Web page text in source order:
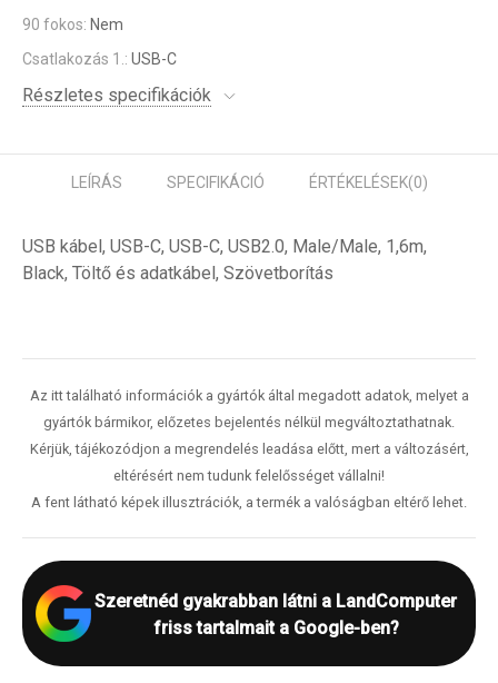
90 fokos: Nem
Csatlakozás 1.: USB-C
Részletes specifikációk
LEÍRÁS SPECIFIKÁCIÓ ÉRTÉKELÉSEK(0)
USB kábel, USB-C, USB-C, USB2.0, Male/Male, 1,6m,
Black, Töltő és adatkábel, Szövetborítás
Az itt található információk a gyártók által megadott adatok, melyet a
gyártók bármikor, előzetes bejelentés nélkül megváltoztathatnak.
Kérjük, tájékozódjon a megrendelés leadása előtt, mert a változásért,
eltérésért nem tudunk felelősséget vállalni!
A fent látható képek illusztrációk, a termék a valóságban eltérő lehet.
Szeretnéd gyakrabban látni a LandComputer
friss tartalmait a Google-ben?